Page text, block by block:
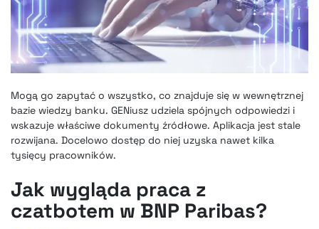
Mogą go zapytać o wszystko, co znajduje się w wewnętrznej
bazie wiedzy banku. GENiusz udziela spójnych odpowiedzi i
wskazuje właściwe dokumenty źródłowe. Aplikacja jest stale
rozwijana. Docelowo dostęp do niej uzyska nawet kilka
tysięcy pracowników.
Jak wygląda praca z
czatbotem w BNP Paribas?